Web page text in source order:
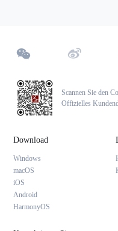
Scannen Sie den
Offizielles
Download
Windows
macOS
iOS
Android
HarmonyOS